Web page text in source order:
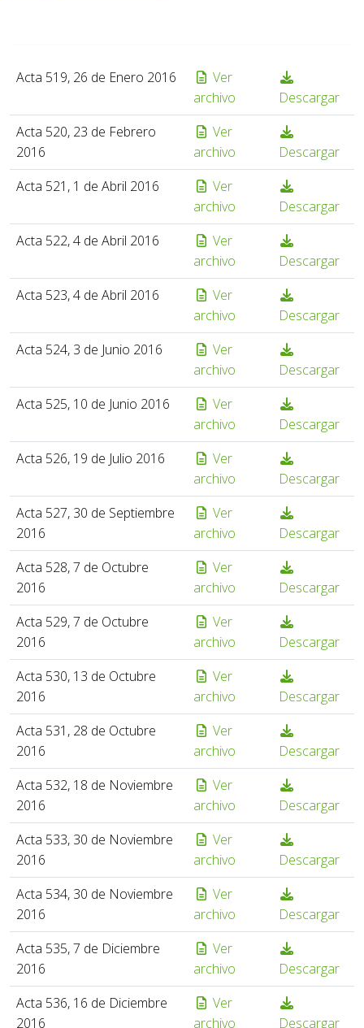
Acta 519, 26 de Enero 2016
Ver
archivo
Descargar
Acta 520, 23 de Febrero
2016
Ver
archivo
Descargar
Acta 521, 1 de Abril 2016
Ver
archivo
Descargar
Acta 522, 4 de Abril 2016
Ver
archivo
Descargar
Acta 523, 4 de Abril 2016
Ver
archivo
Descargar
Acta 524, 3 de Junio 2016
Ver
archivo
Descargar
Acta 525, 10 de Junio 2016
Ver
archivo
Descargar
Acta 526, 19 de Julio 2016
Ver
archivo
Descargar
Acta 527, 30 de Septiembre
2016
Ver
archivo
Descargar
Acta 528, 7 de Octubre
2016
Ver
archivo
Descargar
Acta 529, 7 de Octubre
2016
Ver
archivo
Descargar
Acta 530, 13 de Octubre
2016
Ver
archivo
Descargar
Acta 531, 28 de Octubre
2016
Ver
archivo
Descargar
Acta 532, 18 de Noviembre
2016
Ver
archivo
Descargar
Acta 533, 30 de Noviembre
2016
Ver
archivo
Descargar
Acta 534, 30 de Noviembre
2016
Ver
archivo
Descargar
Acta 535, 7 de Diciembre
2016
Ver
archivo
Descargar
Acta 536, 16 de Diciembre
2016
Ver
archivo
Descargar